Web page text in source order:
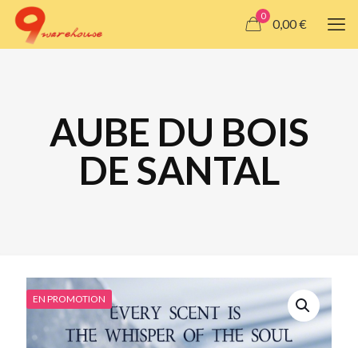
0
0,00 €
AUBE DU BOIS
DE SANTAL
EN PROMOTION